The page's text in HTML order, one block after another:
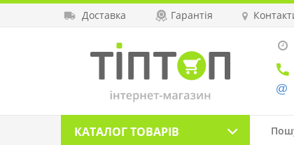
Доставка Гарантія
КАТАЛОГТОВАРІВ